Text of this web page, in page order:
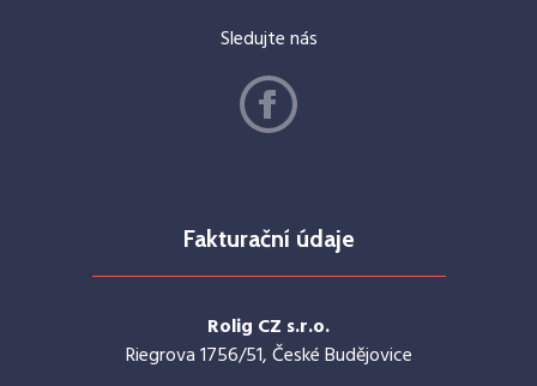
Sledujte nás
Fakturační údaje
Rolig CZ s.r.o.
Riegrova 1756/51, České Budějovice